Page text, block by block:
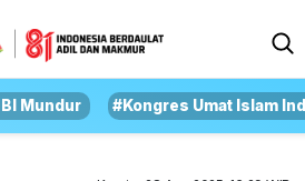
Mundur #Kongres Umat Islam